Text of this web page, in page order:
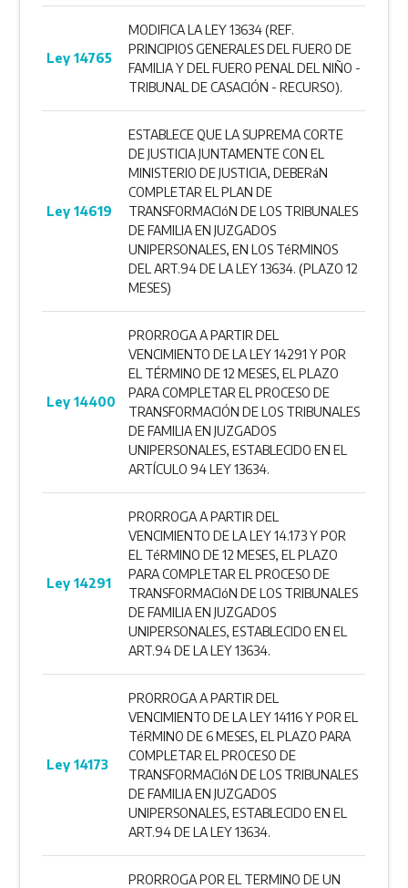
Ley 14765
MODIFICA LA LEY 13634 (REF.
PRINCIPIOS GENERALES DEL FUERO DE
FAMILIA Y DEL FUERO PENAL DEL NIÑO -
TRIBUNAL DE CASACIÓN - RECURSO).
Ley 14619
ESTABLECE QUE LA SUPREMA CORTE
DE JUSTICIA JUNTAMENTE CON EL
MINISTERIO DE JUSTICIA, DEBERáN
COMPLETAR EL PLAN DE
TRANSFORMACIóN DE LOS TRIBUNALES
DE FAMILIA EN JUZGADOS
UNIPERSONALES, EN LOS TéRMINOS
DEL ART.94 DE LA LEY 13634. (PLAZO 12
MESES)
Ley 14400
PRORROGA A PARTIR DEL
VENCIMIENTO DE LA LEY 14291 Y POR
EL TÉRMINO DE 12 MESES, EL PLAZO
PARA COMPLETAR EL PROCESO DE
TRANSFORMACIÓN DE LOS TRIBUNALES
DE FAMILIA EN JUZGADOS
UNIPERSONALES, ESTABLECIDO EN EL
ARTÍCULO 94 LEY 13634.
Ley 14291
PRORROGA A PARTIR DEL
VENCIMIENTO DE LA LEY 14.173 Y POR
EL TéRMINO DE 12 MESES, EL PLAZO
PARA COMPLETAR EL PROCESO DE
TRANSFORMACIóN DE LOS TRIBUNALES
DE FAMILIA EN JUZGADOS
UNIPERSONALES, ESTABLECIDO EN EL
ART.94 DE LA LEY 13634.
Ley 14173
PRORROGA A PARTIR DEL
VENCIMIENTO DE LA LEY 14116 Y POR EL
TéRMINO DE 6 MESES, EL PLAZO PARA
COMPLETAR EL PROCESO DE
TRANSFORMACIóN DE LOS TRIBUNALES
DE FAMILIA EN JUZGADOS
UNIPERSONALES, ESTABLECIDO EN EL
ART.94 DE LA LEY 13634.
PRORROGA POR EL TERMINO DE UN